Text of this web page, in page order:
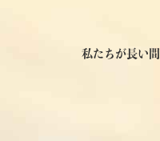
私たちが長い